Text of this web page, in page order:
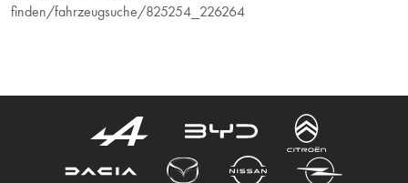
finden/fahrzeugsuche/825254_226264